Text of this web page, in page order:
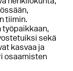
tiimin.
työpaikkaan,
sekä
kasvaa ja
osaamisten